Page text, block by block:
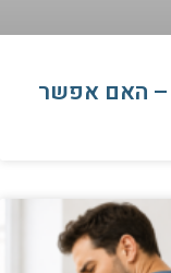
– האם אפשר